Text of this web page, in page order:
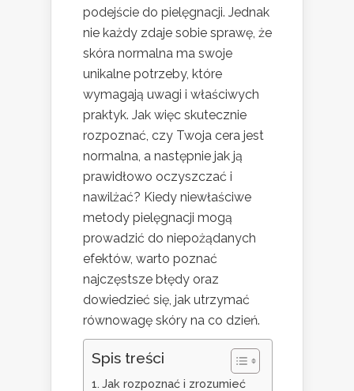
podejście do pielęgnacji. Jednak
nie każdy zdaje sobie sprawę, że
skóra normalna ma swoje
unikalne potrzeby, które
wymagają uwagi i właściwych
praktyk. Jak więc skutecznie
rozpoznać, czy Twoja cera jest
normalna, a następnie jak ją
prawidłowo oczyszczać i
nawilżać? Kiedy niewłaściwe
metody pielęgnacji mogą
prowadzić do niepożądanych
efektów, warto poznać
najczęstsze błędy oraz
dowiedzieć się, jak utrzymać
równowagę skóry na co dzień.
Spis treści
Jak rozpoznać i zrozumieć